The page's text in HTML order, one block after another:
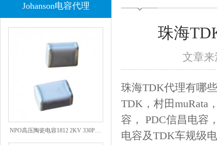
Johanson电容代理
珠海
文章
珠海TDK代理有哪
TDK，村田muRata
容， PDC信昌电容
电容及TDK车规级